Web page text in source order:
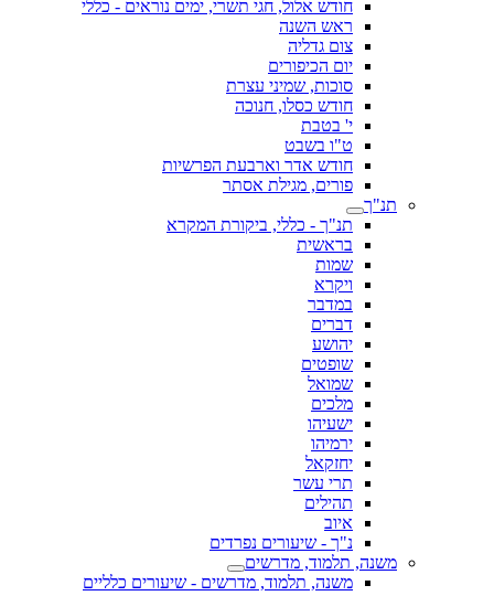
חודש אלול, חגי תשרי, ימים נוראים - כללי
ראש השנה
צום גדליה
יום הכיפורים
סוכות, שמיני עצרת
חודש כסלו, חנוכה
י' בטבת
ט"ו בשבט
חודש אדר וארבעת הפרשיות
פורים, מגילת אסתר
תנ"ך
תנ"ך - כללי, ביקורת המקרא
בראשית
שמות
ויקרא
במדבר
דברים
יהושע
שופטים
שמואל
מלכים
ישעיהו
ירמיהו
יחזקאל
תרי עשר
תהילים
איוב
נ"ך - שיעורים נפרדים
משנה, תלמוד, מדרשים
משנה, תלמוד, מדרשים - שיעורים כלליים